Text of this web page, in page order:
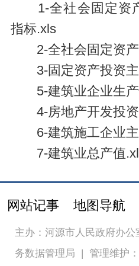
1-全社会固定资
指标.xls
2-全社会固定资
3-固定资产投资
5-建筑业企业生
4-房地产开发投
6-建筑施工企业
7-建筑业总产值
网站记事 地图导航
主办：河源市人民政府办公
务数据管理局 | 管理维护